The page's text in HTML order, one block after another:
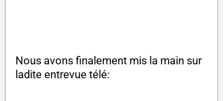
Nous avons finalement mis la main sur
ladite entrevue télé: